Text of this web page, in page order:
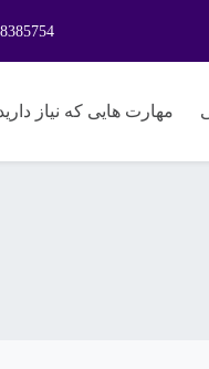
مهارت هایی که نیاز